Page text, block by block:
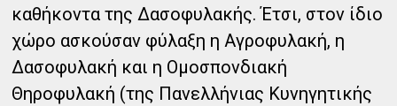
καθήκοντα της Δασοφυλακής. Έτσι, στον ίδιο
χώρο ασκούσαν φύλαξη η Αγροφυλακή, η
Δασοφυλακή και η Ομοσπονδιακή
Θηροφυλακή (της Πανελλήνιας Κυνηγητικής